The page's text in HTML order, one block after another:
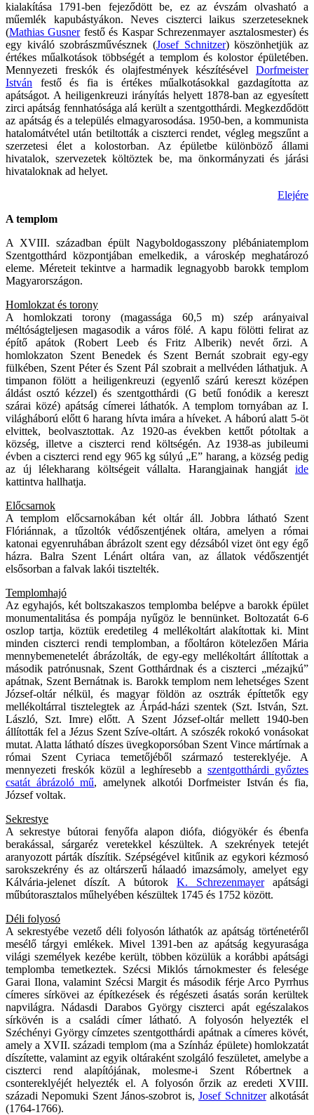
kialakítása 1791-ben fejeződött be, ez az évszám olvasható a
műemlék kapubástyákon. Neves ciszterci laikus szerzeteseknek
(Mathias Gusnerfestő és Kaspar Schrezenmayer asztalosmester) és
egy kiváló szobrászművésznek (Josef Schnitzer) köszönhetjük az
értékes műalkotások többségét a templom és kolostor épületében.
Mennyezeti freskók és olajfestmények készítésével Dorfmeister
István festő és fia is értékes műalkotásokkal gazdagította az
apátságot. A heiligenkreuzi irányítás helyett 1878-ban az egyesített
zirci apátság fennhatósága alá került a szentgotthárdi. Megkezdődött
az apátság és a település elmagyarosodása. 1950-ben, a kommunista
hatalomátvétel után betiltották a ciszterci rendet, végleg megszűnt a
szerzetesi élet a kolostorban. Az épületbe különböző állami
hivatalok, szervezetek költöztek be, ma önkormányzati és járási
hivataloknak ad helyet.
Elejére
A templom
A XVIII. században épült Nagyboldogasszony plébániatemplom
Szentgotthárd központjában emelkedik, a városkép meghatározó
eleme. Méreteit tekintve a harmadik legnagyobb barokk templom
Magyarországon.
Homlokzat és torony
A homlokzati torony (magassága 60,5 m) szép arányaival
méltóságteljesen magasodik a város fölé. A kapu fölötti felirat az
építő apátok (Robert Leeb és Fritz Alberik) nevét őrzi. A
homlokzaton Szent Benedek és Szent Bernát szobrait egy-egy
fülkében, Szent Péter és Szent Pál szobrait a mellvéden láthatjuk. A
timpanon fölött a heiligenkreuzi (egyenlő szárú kereszt középen
áldást osztó kézzel) és szentgotthárdi (G betű fonódik a kereszt
szárai közé) apátság címerei láthatók. A templom tornyában az I.
világháború előtt 6 harang hívta imára a híveket. A háború alatt 5-öt
elvittek, beolvasztottak. Az 1920-as években kettőt pótoltak a
község, illetve a ciszterci rend költségén. Az 1938-as jubileumi
évben a ciszterci rend egy 965 kg súlyú „E” harang, a község pedig
az új lélekharang költségeit vállalta. Harangjainak hangját ide
kattintva hallhatja.
Előcsarnok
A templom előcsarnokában két oltár áll. Jobbra látható Szent
Flóriánnak, a tűzoltók védőszentjének oltára, amelyen a római
katonai egyenruhában ábrázolt szent egy dézsából vizet önt egy égő
házra. Balra Szent Lénárt oltára van, az állatok védőszentjét
elsősorban a falvak lakói tisztelték.
Templomhajó
Az egyhajós, két boltszakaszos templomba belépve a barokk épület
monumentalitása és pompája nyűgöz le bennünket. Boltozatát 6-6
oszlop tartja, köztük eredetileg 4 mellékoltárt alakítottak ki. Mint
minden ciszterci rendi templomban, a főoltáron kötelezően Mária
mennybemenetelét ábrázolták, de egy-egy mellékoltárt állítottak a
második patrónusnak, Szent Gotthárdnak és a ciszterci „mézajkú”
apátnak, Szent Bernátnak is. Barokk templom nem lehetséges Szent
József-oltár nélkül, és magyar földön az osztrák építtetők egy
mellékoltárral tisztelegtek az Árpád-házi szentek (Szt. István, Szt.
László, Szt. Imre) előtt. A Szent József-oltár mellett 1940-ben
állították fel a Jézus Szent Szíve-oltárt. A szószék rokokó vonásokat
mutat. Alatta látható díszes üvegkoporsóban Szent Vince mártírnak a
római Szent Cyriaca temetőjéből származó testereklyéje. A
mennyezeti freskók közül a leghíresebb a szentgotthárdi győztes
csatát ábrázoló mű, amelynek alkotói Dorfmeister István és fia,
József voltak.
Sekrestye
A sekrestye bútorai fenyőfa alapon diófa, diógyökér és ébenfa
berakással, sárgaréz veretekkel készültek. A szekrények tetejét
aranyozott párták díszítik. Szépségével kitűnik az egykori kézmosó
sarokszekrény és az oltárszerű hálaadó imazsámoly, amelyet egy
Kálvária-jelenet díszít. A bútorok K. Schrezenmayerapátsági
műbútorasztalos műhelyében készültek 1745 és 1752 között.
Déli folyosó
A sekrestyébe vezető déli folyosón láthatók az apátság történetéről
mesélő tárgyi emlékek. Mivel 1391-ben az apátság kegyurasága
világi személyek kezébe került, többen közülük a korábbi apátsági
templomba temetkeztek. Szécsi Miklós tárnokmester és felesége
Garai Ilona, valamint Szécsi Margit és második férje Arco Pyrrhus
címeres sírkövei az építkezések és régészeti ásatás során kerültek
napvilágra. Nádasdi Darabos György ciszterci apát egészalakos
sírkövén is a családi címer látható. A folyosón helyezték el
Széchényi György címzetes szentgotthárdi apátnak a címeres kövét,
amely a XVII. századi templom (ma a Színház épülete) homlokzatát
díszítette, valamint az egyik oltáraként szolgáló feszületet, amelybe a
ciszterci rend alapítójának, molesme-i Szent Róbertnek a
csontereklyéjét helyezték el. A folyosón őrzik az eredeti XVIII.
századi Nepomuki Szent János-szobrot is,Josef Schnitzeralkotását
(1764-1766).